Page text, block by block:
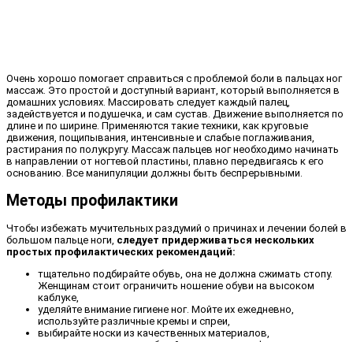
Очень хорошо помогает справиться с проблемой боли в пальцах ног
массаж. Это простой и доступный вариант, который выполняется в
домашних условиях. Массировать следует каждый палец,
задействуется и подушечка, и сам сустав. Движение выполняется по
длине и по ширине. Применяются такие техники, как круговые
движения, пощипывания, интенсивные и слабые поглаживания,
растирания по полукругу. Массаж пальцев ног необходимо начинать
в направлении от ногтевой пластины, плавно передвигаясь к его
основанию. Все манипуляции должны быть беспрерывными.
Методы профилактики
Чтобы избежать мучительных раздумий о причинах и лечении болей в
большом пальце ноги, следует придерживаться нескольких
простых профилактических рекомендаций:
тщательно подбирайте обувь, она не должна сжимать стопу.
Женщинам стоит ограничить ношение обуви на высоком
каблуке,
уделяйте внимание гигиене ног. Мойте их ежедневно,
используйте различные кремы и спреи,
выбирайте носки из качественных материалов,